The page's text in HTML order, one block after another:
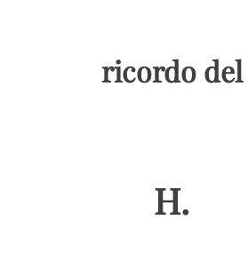
ricordo del
H.